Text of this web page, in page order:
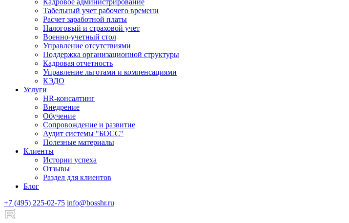
Кадровое администрирование
Табельный учет рабочего времени
Расчет заработной платы
Налоговый и страховой учет
Военно-учетный стол
Управление отсутствиями
Поддержка организационной структуры
Кадровая отчетность
Управление льготами и компенсациями
КЭДО
Услуги
HR-консалтинг
Внедрение
Обучение
Сопровождение и развитие
Аудит системы "БОСС"
Полезные материалы
Клиенты
Истории успеха
Отзывы
Раздел для клиентов
Блог
+7 (495) 225-02-75 info@bosshr.ru